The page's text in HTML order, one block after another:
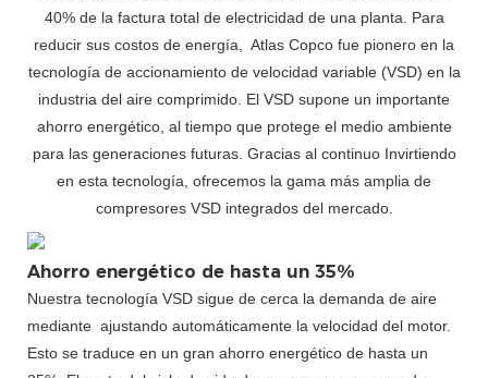
40% de la factura total de electricidad de una planta. Para
reducir sus costos de energía, Atlas Copco fue pionero en la
tecnología de accionamiento de velocidad variable (VSD) en la
industria del aire comprimido. El VSD supone un importante
ahorro energético, al tiempo que protege el medio ambiente
para las generaciones futuras. Gracias al continuo Invirtiendo
en esta tecnología, ofrecemos la gama más amplia de
compresores VSD integrados del mercado.
Ahorro energético de hasta un 35%
Nuestra tecnología VSD sigue de cerca la demanda de aire
mediante ajustando automáticamente la velocidad del motor.
Esto se traduce en un gran ahorro energético de hasta un